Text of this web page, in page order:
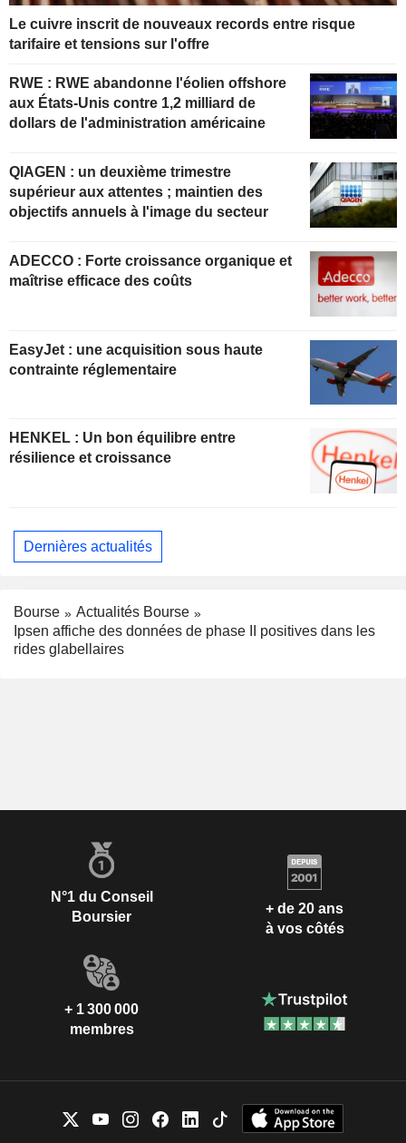
Le cuivre inscrit de nouveaux records entre risque
tarifaire et tensions sur l'offre
RWE : RWE abandonne l'éolien offshore
aux États-Unis contre 1,2 milliard de
dollars de l'administration américaine
QIAGEN : un deuxième trimestre
supérieur aux attentes ; maintien des
objectifs annuels à l'image du secteur
ADECCO : Forte croissance organique et
maîtrise efficace des coûts
EasyJet : une acquisition sous haute
contrainte réglementaire
HENKEL : Un bon équilibre entre
résilience et croissance
Dernières actualités
Bourse
Actualités Bourse
Ipsen affiche des données de phase II positives dans les
rides glabellaires
N°1 du Conseil
Boursier
+ de 20 ans
à vos côtés
+ 1 300 000
membres